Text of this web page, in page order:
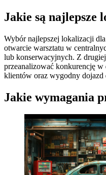
Jakie są najlepsze
Wybór najlepszej lokalizacji
otwarcie warsztatu w
lub konserwacyjnych. Z
przeanalizować konkurencję
klientów oraz wygodny dojazd
Jakie wymagania